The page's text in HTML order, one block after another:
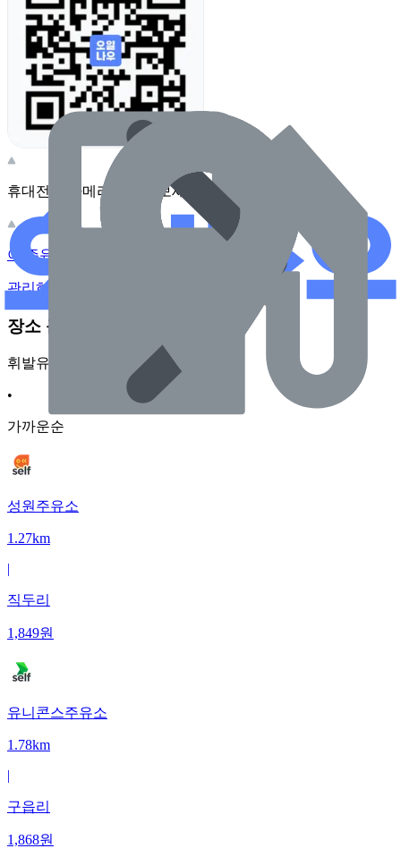
휴대전화 카메라로 찍어보세요
이 주유소의 사장님이신가요?
관리하기
장소 근처 주유소
휘발유
•
가까운순
성원주유소
1.27km
|
직두리
1,849원
유니콘스주유소
1.78km
|
구읍리
1,868원